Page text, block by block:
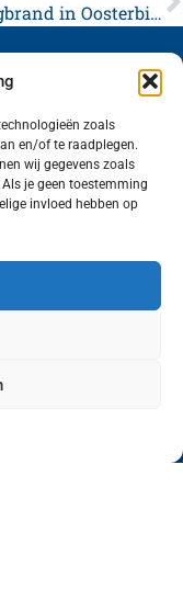
zoals
en/of te raadplegen.
wij gegevens zoals
je geen toestemming
invloed hebben op
Woningbrand in Oosterbierum valt mee
het nieuws